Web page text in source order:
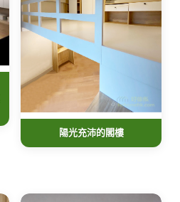
陽光充沛的閣樓